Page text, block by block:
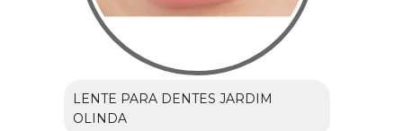
LENTE PARA DENTES JARDIM
OLINDA